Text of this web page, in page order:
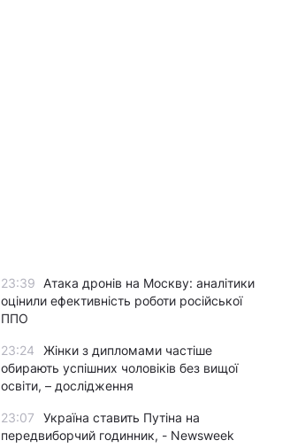
23:39
Атака дронів на Москву: аналітики
оцінили ефективність роботи російської
ППО
23:24
Жінки з дипломами частіше
обирають успішних чоловіків без вищої
освіти, – дослідження
23:07
Україна ставить Путіна на
передвиборчий годинник, - Newsweek